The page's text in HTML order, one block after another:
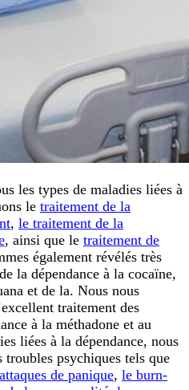
les types de maladies liées à
le traitement de la
, le traitement de la
, ainsi que le traitement de
également révélés très
la dépendance à la cocaïne,
et de la. Nous nous
traitement des
à la méthadone et au
liées à la dépendance, nous
troubles psychiques tels que
de panique, le burn-